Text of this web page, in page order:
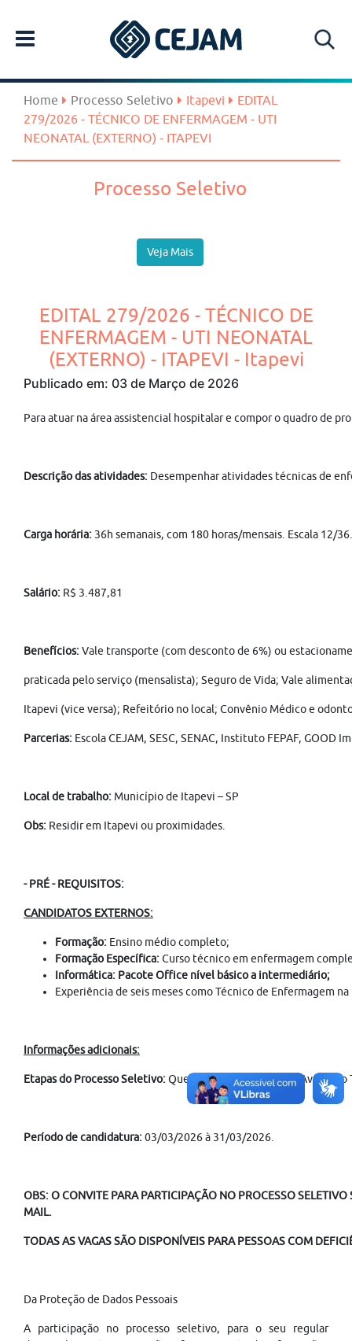
Home Processo Seletivo Itapevi
EDITAL
279/2026 - TÉCNICO DE ENFERMAGEM - UTI
NEONATAL (EXTERNO) - ITAPEVI
Processo Seletivo
Veja Mais
EDITAL 279/2026 - TÉCNICO DE
ENFERMAGEM - UTI NEONATAL
(EXTERNO) - ITAPEVI - Itapevi
Publicado em: 03 de Março de 2026
Para atuar na área assistencial hospitalar e compor o quadro de
Descrição das atividades: Desempenhar atividades técnicas de
Carga horária: 36h semanais, com 180 horas/mensais. Escala 12/36.
Salário: R$ 3.487,81
Benefícios:Vale transporte (com desconto de 6%) ou
praticada pelo serviço (mensalista); Seguro de Vida; Vale
Itapevi (vice versa); Refeitório no local; Convênio Médico e
Parcerias: Escola CEJAM, SESC, SENAC, Instituto FEPAF, GOOD
Local de trabalho: Município de Itapevi –SP
Obs: Residir em Itapevi ou proximidades.
- PRÉ - REQUISITOS:
CANDIDATOS EXTERNOS:
Formação: Ensino médio completo;
Formação Específica:Curso técnico em enfermagem
Informática: Pacote Office nível básico a intermediário;
Experiência de seis meses como Técnico de Enfermagem
Informações adicionais:
Etapas do Processo Seletivo:Questionário de Inscrição; Avaliação
Período de candidatura:03/03/2026 à 31/03/2026.
OBS: O CONVITE PARA PARTICIPAÇÃO NO PROCESSO SELETIVO
MAIL.
TODAS AS VAGAS SÃO DISPONÍVEIS PARA PESSOAS COM
Da Proteção de Dados Pessoais
A participação no processo seletivo, para o seu regular